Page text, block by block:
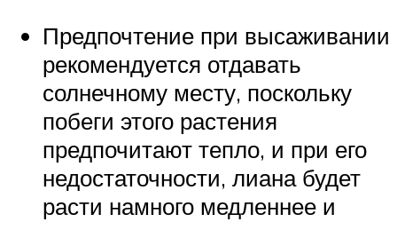
Предпочтение при высаживании
рекомендуется отдавать
солнечному месту, поскольку
побеги этого растения
предпочитают тепло, и при его
недостаточности, лиана будет
расти намного медленнее и